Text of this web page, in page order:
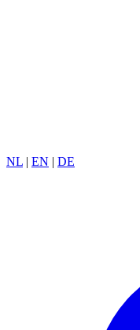
NL | EN | DE